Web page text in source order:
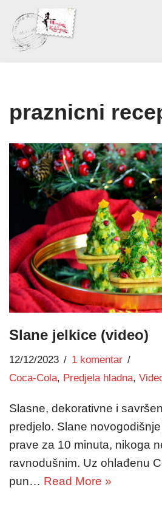
Skoči
na
praznicni
Slane jelkice (video)
12/12/2023
1 komentar
Coca-Cola, Predjela hladna,
Slasne, dekorativne i
predjelo. Slane
prave za 10 minuta, nikoga
ravnodušnim. Uz ohlađenu
pun… Read More »